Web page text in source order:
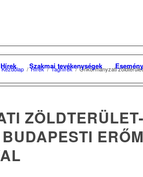
Hírek Szakmai tevékenységek
Kezdőlap / Hírek / Taghírek / Önkormányzati
ZÖLDTERÜLET-